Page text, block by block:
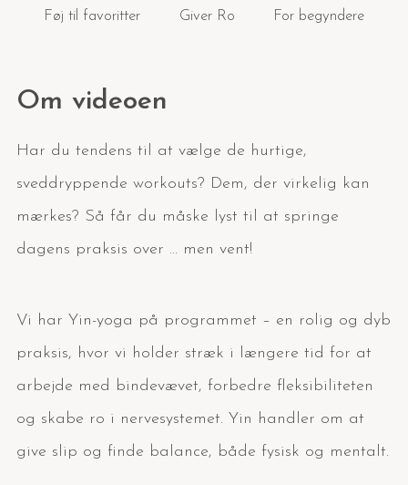
Føj til favoritter Giver Ro For begyndere
Om videoen
Har du tendens til at vælge de hurtige,
sveddryppende workouts? Dem, der virkelig kan
mærkes? Så får du måske lyst til at springe
dagens praksis over … men vent!
Vi har Yin-yoga på programmet – en rolig og dyb
praksis, hvor vi holder stræk i længere tid for at
arbejde med bindevævet, forbedre fleksibiliteten
og skabe ro i nervesystemet. Yin handler om at
give slip og finde balance, både fysisk og mentalt.